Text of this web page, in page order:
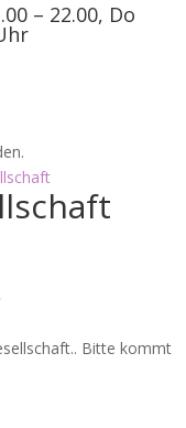
– 22.00, Do
Bitte kommt